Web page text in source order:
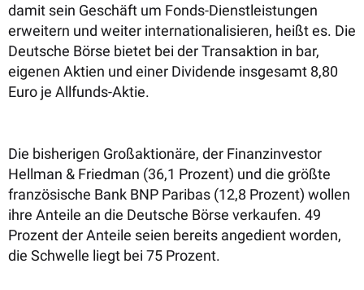
damit sein Geschäft um Fonds-Dienstleistungen
erweitern und weiter internationalisieren, heißt es. Die
Deutsche Börse bietet bei der Transaktion in bar,
eigenen Aktien und einer Dividende insgesamt 8,80
Euro je Allfunds-Aktie.
Die bisherigen Großaktionäre, der Finanzinvestor
Hellman & Friedman (36,1 Prozent) und die größte
französische Bank BNP Paribas (12,8 Prozent) wollen
ihre Anteile an die Deutsche Börse verkaufen. 49
Prozent der Anteile seien bereits angedient worden,
die Schwelle liegt bei 75 Prozent.